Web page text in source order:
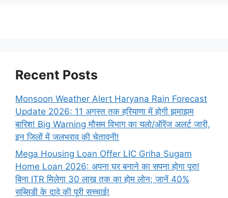
Recent Posts
Monsoon Weather Alert Haryana Rain Forecast
Update 2026: 11 अगस्त तक हरियाणा में होगी झमाझम
बारिश! Big Warning मौसम विभाग का यलो/ऑरेंज अलर्ट जारी,
इन जिलों में जलभराव की चेतावनी!
Mega Housing Loan Offer LIC Griha Sugam
Home Loan 2026: अपना घर बनाने का सपना होगा पूरा!
बिना ITR मिलेगा 30 लाख तक का होम लोन; जानें 40%
सब्सिडी के दावे की पूरी सच्चाई!